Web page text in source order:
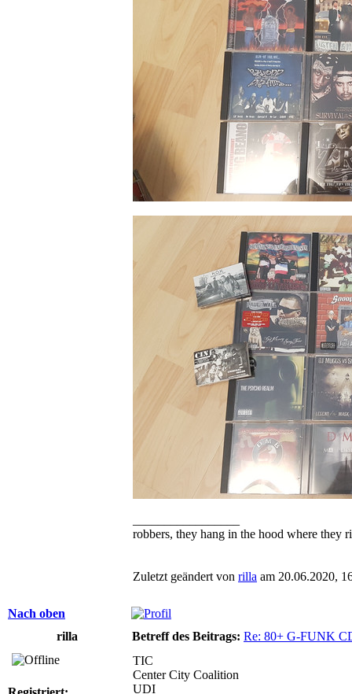
robbers, they hang in the hood where they
Zuletzt geändert von rilla am 20.06.2020,
Nach oben
rilla
Betreff des Beitrags: Re: 80+ G-FUNK
TIC
Center City Coalition
UDI